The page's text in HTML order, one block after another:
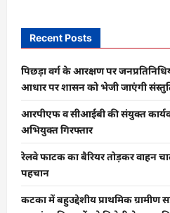
Recent Posts
पिछड़ा वर्ग के आरक्षण पर
आधार पर शासन को भेजी जाएंगी
आरपीएफ व सीआईबी की संयुक्त
अभियुक्त गिरफ्तार
रेलवे फाटक का बैरियर तोड़कर वाहन
पहचान
कटका में बहुउद्देशीय प्राथमिक ग्रामीण